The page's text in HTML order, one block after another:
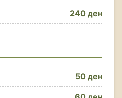
240 ден
50 ден